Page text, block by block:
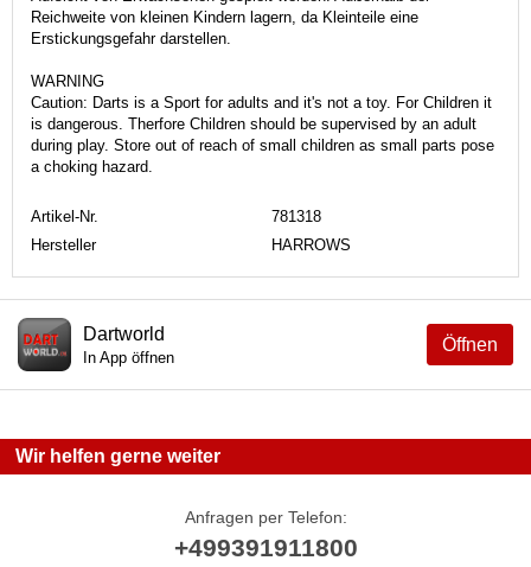
Reichweite von kleinen Kindern lagern, da Kleinteile eine
Erstickungsgefahr darstellen.
WARNING
Caution: Darts is a Sport for adults and it's not a toy. For Children it
is dangerous. Therfore Children should be supervised by an adult
during play. Store out of reach of small children as small parts pose
a choking hazard.
Artikel-Nr.
781318
Hersteller
HARROWS
Öffnen
Dartworld
In App öffnen
Wir helfen gerne weiter
Anfragen per Telefon:
+499391911800